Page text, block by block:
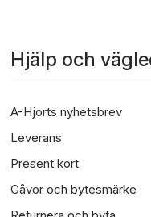
Hjälp och
A-Hjorts nyhetsbrev
Leverans
Present kort
Gåvor och bytesmärke